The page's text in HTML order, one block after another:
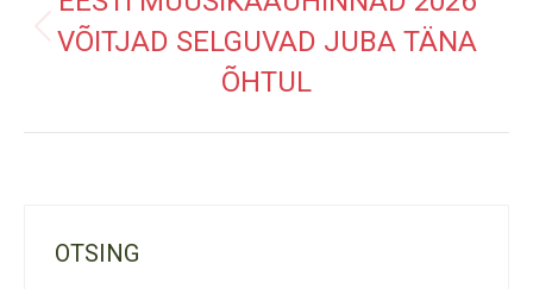
Previous
post:
VÕITJAD SELGUVAD JUBA TÄNA
ÕHTUL
OTSING